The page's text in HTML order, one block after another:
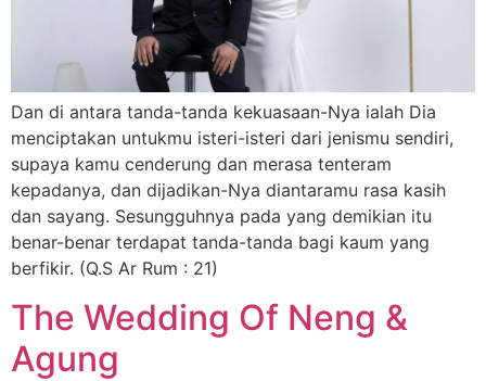
Dan di antara tanda-tanda kekuasaan-Nya ialah Dia
menciptakan untukmu isteri-isteri dari jenismu sendiri,
supaya kamu cenderung dan merasa tenteram
kepadanya, dan dijadikan-Nya diantaramu rasa kasih
dan sayang. Sesungguhnya pada yang demikian itu
benar-benar terdapat tanda-tanda bagi kaum yang
berfikir. (Q.S Ar Rum : 21)
The Wedding Of Neng &
Agung